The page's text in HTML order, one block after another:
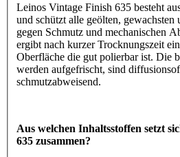
Leinos Vintage Finish 635 besteht
und schützt alle geölten, gewachsten
gegen Schmutz und mechanischen
ergibt nach kurzer Trocknungszeit
Oberfläche die gut polierbar ist. Die
werden aufgefrischt, sind
schmutzabweisend.
Aus welchen Inhaltsstoffen setzt
635 zusammen?